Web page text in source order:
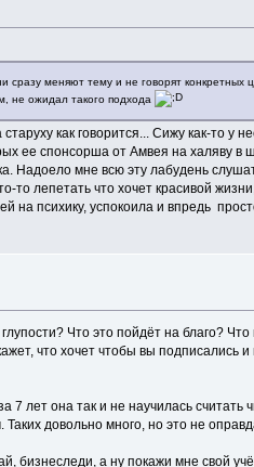
сразу меняют тему и не говорят
не ожидал такого подхода
как говорится... Сижу как-то у
ее спонсорша от Амвея на халяву
Надоело мне всю эту лабудень
лепетать что хочет красивой
на психику, успокоила и впредь
Что это пойдёт на благо?
что хочет чтобы вы подписались
лет она так и не научилась
довольно много, но это не
бизнеследи, а ну покажи мне свой